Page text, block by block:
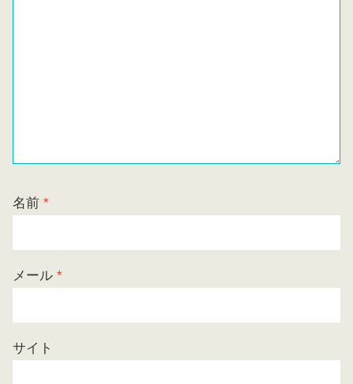
名前 *
メール *
サイト